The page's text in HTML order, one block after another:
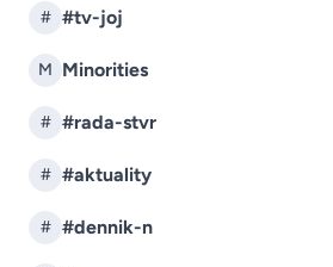
# #tv-joj
M Minorities
# #rada-stvr
# #aktuality
# #dennik-n